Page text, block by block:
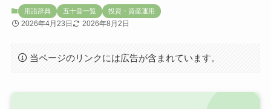
用語辞典 五十音一覧 投資・資産運用
2026年4月23日 2026年8月2日
当ページのリンクには広告が含まれています。